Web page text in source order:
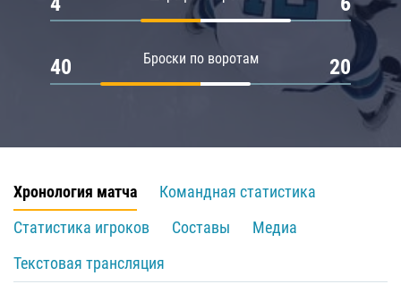
Броски по воротам
40 20
Хронология матча
Командная статистика
Статистика игроков
Составы
Медиа
Текстовая трансляция